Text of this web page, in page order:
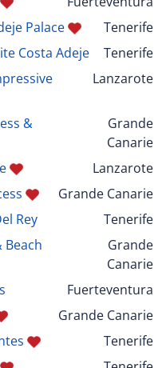
Palace
Tenerife
Costa Adeje
Tenerife
Lanzarote
&
Grande
Canarie
Lanzarote
Grande Canarie
Rey
Tenerife
Beach
Grande
Canarie
Fuerteventura
Grande Canarie
Tenerife